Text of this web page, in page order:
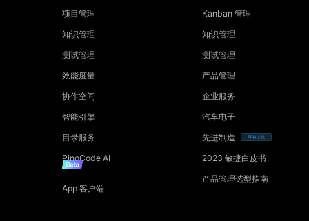
项目管理
知识管理
测试管理
效能度量
协作空间
智能引擎
目录服务
PingCode AI
App 客户端
Kanban 管理
知识管理
测试管理
产品管理
企业服务
汽车电子
先进制造
即将上线
2023 敏捷白皮书
产品管理选型指南